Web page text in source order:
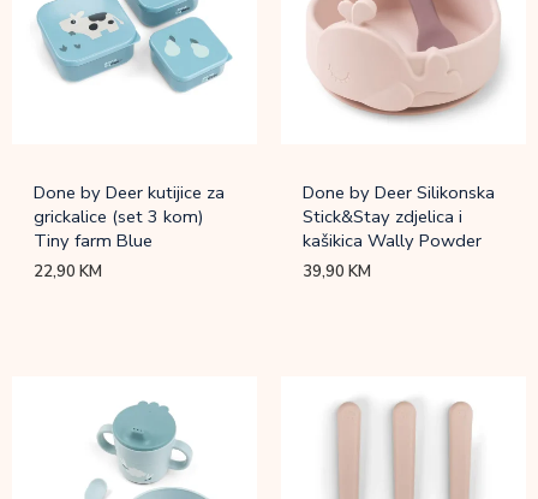
Done by Deer kutijice za
grickalice (set 3 kom)
Tiny farm Blue
22,90KM
Done by Deer Silikonska
Stick&Stay zdjelica i
kašikica Wally Powder
39,90KM